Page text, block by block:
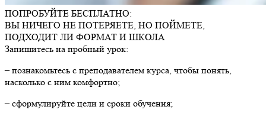
ПОПРОБУЙТЕ БЕСПЛАТНО:
ВЫ НИЧЕГО НЕ ПОТЕРЯЕТЕ, НО ПОЙМЕТЕ,
ПОДХОДИТ ЛИ ФОРМАТ И ШКОЛА
Запишитесь на пробный урок:
– познакомьтесь с преподавателем курса, чтобы понять,
насколько с ним комфортно;
– сформулируйте цели и сроки обучения;